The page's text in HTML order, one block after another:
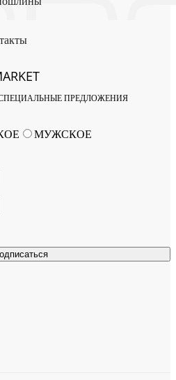
ПРЕДЛОЖЕНИЯ
МУЖСКОЕ